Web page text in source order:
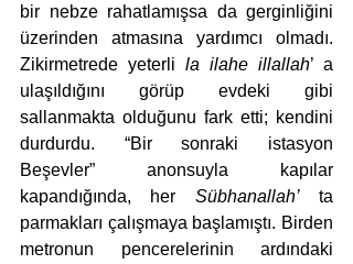
bir nebze rahatlamışsa da gerginliğini
üzerinden atmasına yardımcı olmadı.
Zikirmetrede yeterli la ilahe illallah’ a
ulaşıldığını görüp evdeki gibi
sallanmakta olduğunu fark etti; kendini
durdurdu. “Bir sonraki istasyon
Beşevler” anonsuyla kapılar
kapandığında, her Sübhanallah’ ta
parmakları çalışmaya başlamıştı. Birden
metronun pencerelerinin ardındaki